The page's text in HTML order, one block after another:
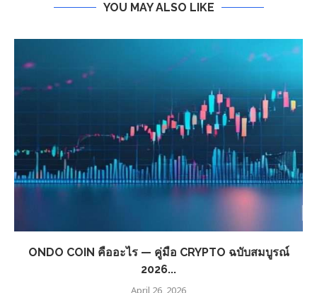
YOU MAY ALSO LIKE
ONDO COIN คืออะไร — คู่มือ CRYPTO ฉบับสมบูรณ์
2026...